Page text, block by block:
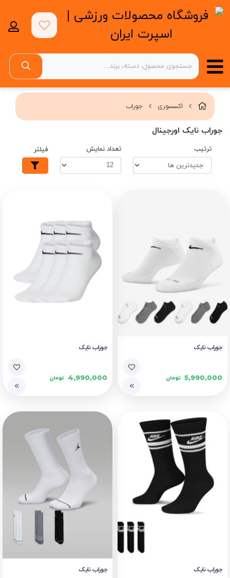
اکسسوری جوراب
جوراب نایک اورجینال
ترتیب تعداد نمایش فیلتر
جوراب نایک
5,990,000 تومان
جوراب نایک
4,990,000 تومان
جوراب نایک جوراب نایک